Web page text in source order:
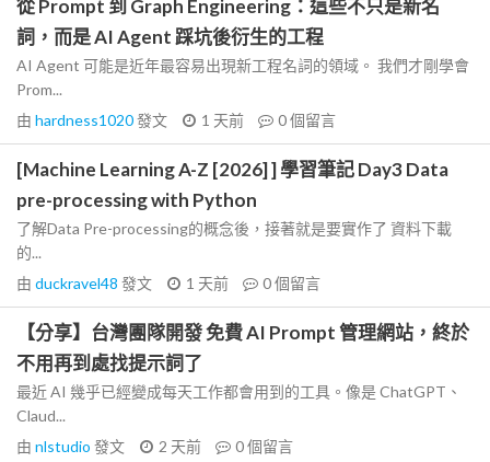
從 Prompt 到 Graph Engineering：這些不只是新名
詞，而是 AI Agent 踩坑後衍生的工程
AI Agent 可能是近年最容易出現新工程名詞的領域。 我們才剛學會
Prom...
由 hardness1020發文 1 天前 0個留言
[Machine Learning A-Z [2026] ] 學習筆記 Day3 Data
pre-processing with Python
了解Data Pre-processing的概念後，接著就是要實作了 資料下載
的...
由 duckravel48 發文 1 天前 0個留言
【分享】台灣團隊開發 免費 AI Prompt 管理網站，終於
不用再到處找提示詞了
最近 AI 幾乎已經變成每天工作都會用到的工具。像是 ChatGPT、
Claud...
由 nlstudio 發文 2 天前 0個留言